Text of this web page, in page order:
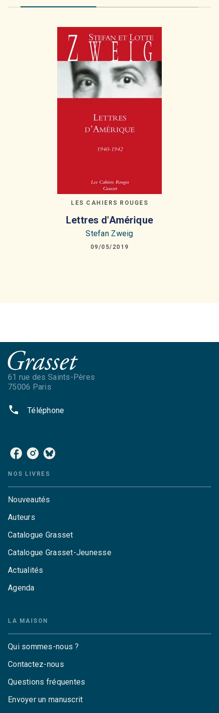
LES CAHIERS ROUGES
Lettres d'Amérique
Stefan Zweig
09/05/2019
61 rue des Saints-Pères
75006 Paris
phone Téléphone
NOS LIVRES
Nouveautés
Auteurs
Catalogue Grasset
Catalogue Grasset-Jeunesse
Actualités
Agenda
LA MAISON
Qui sommes-nous ?
Contactez-nous
Questions fréquentes
Envoyer un manuscrit